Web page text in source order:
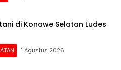
di Konawe Selatan Ludes
1 Agustus 2026